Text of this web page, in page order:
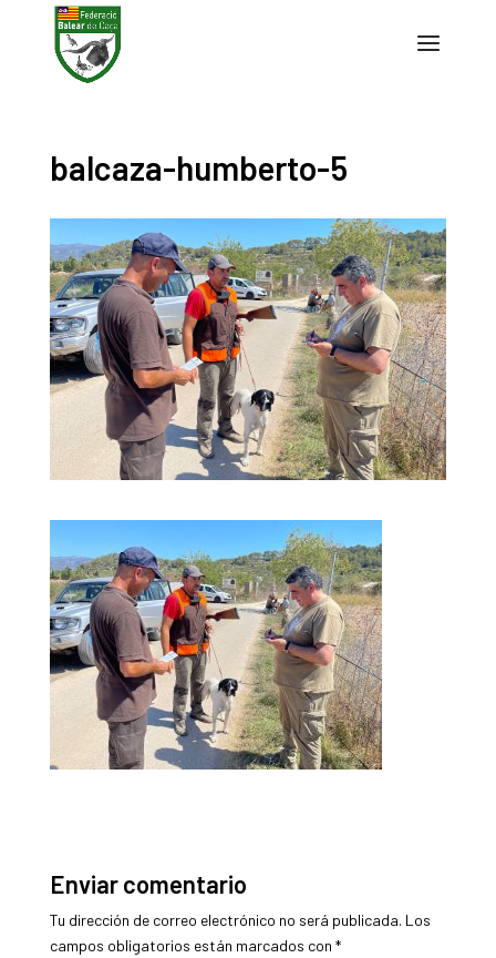
balcaza-humberto-5
Enviar comentario
Tu dirección de correo electrónico no será publicada. Los
campos obligatorios están marcados con *